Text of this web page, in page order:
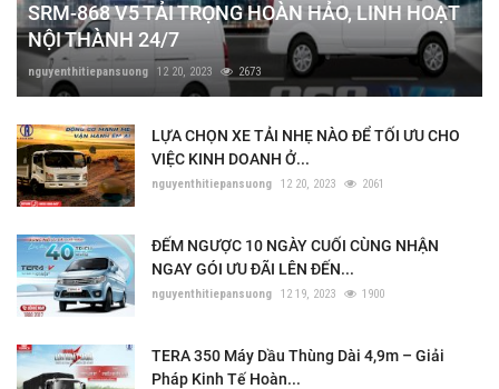
SRM-868 V5 TẢI TRỌNG HOÀN HẢO, LINH HOẠT
NỘI THÀNH 24/7
nguyenthitiepansuong 12 20, 2023 2673
LỰA CHỌN XE TẢI NHẸ NÀO ĐỂ TỐI ƯU CHO
VIỆC KINH DOANH Ở...
nguyenthitiepansuong 12 20, 2023 2061
ĐẾM NGƯỢC 10 NGÀY CUỐI CÙNG NHẬN
NGAY GÓI ƯU ĐÃI LÊN ĐẾN...
nguyenthitiepansuong 12 19, 2023 1900
TERA 350 Máy Dầu Thùng Dài 4,9m – Giải
Pháp Kinh Tế Hoàn...